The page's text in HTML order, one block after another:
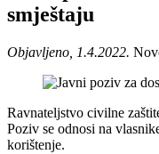
smještaju
Objavljeno, 1.4.2022.
Ravnateljstvo civilne
Poziv se odnosi na
korištenje.